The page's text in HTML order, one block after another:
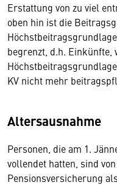
Erstattung von zu viel
oben hin ist die
begrenzt, d.h. Einkünfte,
KV nicht mehr
Altersausnahme
Personen, die am 1.
vollendet hatten, sind
Pensionsversicherung